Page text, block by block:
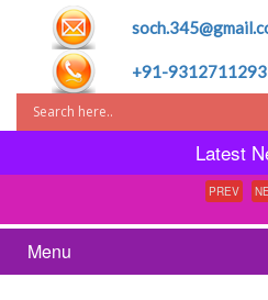
+91-9312711293
Latest
PREV
Menu